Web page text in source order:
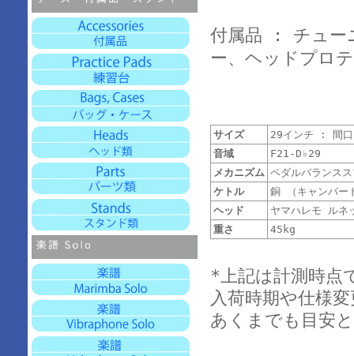
付属品 : チュー
ー、ヘッドプロ
サイズ
29インチ : 間
音域
F21-D♭29
メカニズム ペダルバランス
ケトル
銅 （キャンバー
ヘッド
ヤマハレモ ル
重さ
45kg
*上記は計測時点
入荷時期や仕様
あくまでも目安